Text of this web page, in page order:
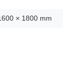
× 1800 mm